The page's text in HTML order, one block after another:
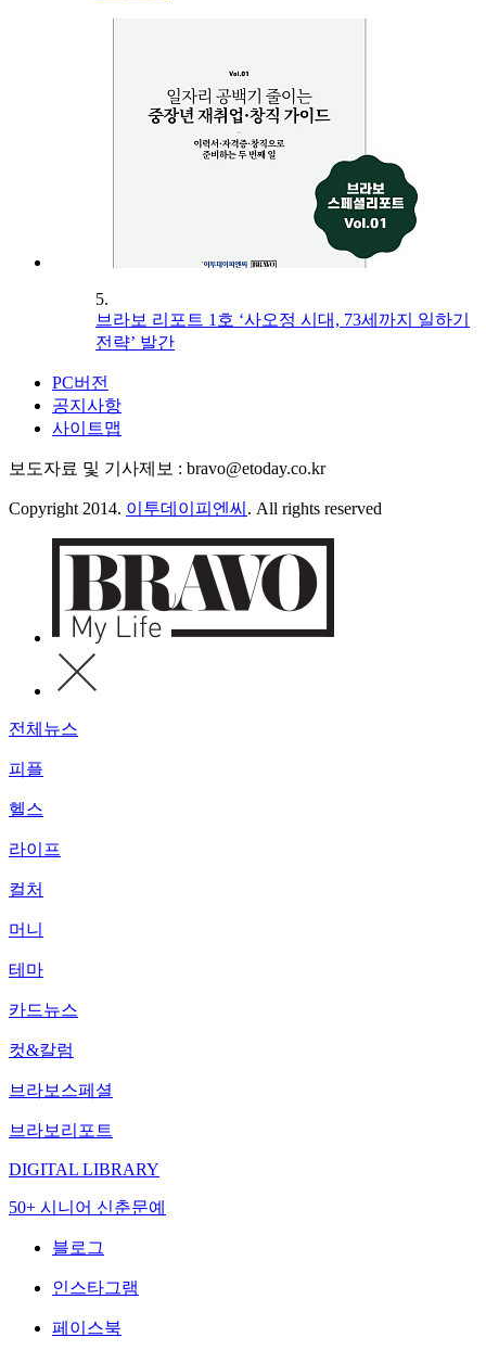
5.
브라보 리포트 1호 ‘사오정 시대, 73세까지 일하기
전략’ 발간
PC버전
공지사항
사이트맵
보도자료 및 기사제보 : bravo@etoday.co.kr
Copyright 2014. 이투데이피엔씨 . All rights reserved
전체뉴스
피플
헬스
라이프
컬처
머니
테마
카드뉴스
컷&칼럼
브라보스페셜
브라보리포트
DIGITAL LIBRARY
50+ 시니어 신춘문예
블로그
인스타그램
페이스북